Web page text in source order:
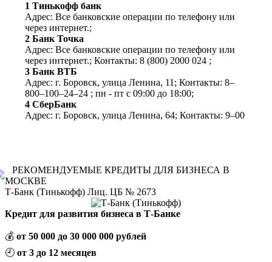
1 Тинькофф банк
Адрес: Все банковские операции по телефону или
через интернет.;
2 Банк Точка
Адрес: Все банковские операции по телефону или
через интернет.; Контакты: 8 (800) 2000 024 ;
3 Банк ВТБ
Адрес: г. Боровск, улица Ленина, 11; Контакты: 8‒
800‒100‒24‒24 ; пн - пт с 09:00 до 18:00;
4 СберБанк
Адрес: г. Боровск, улица Ленина, 64; Контакты: 9‒00
РЕКОМЕНДУЕМЫЕ КРЕДИТЫ ДЛЯ БИЗНЕСА В
МОСКВЕ
Т-Банк (Тинькофф) Лиц. ЦБ № 2673
Кредит для развития бизнеса в Т-Банке
💰 от 50 000 до 30 000 000 рублей
🕘 от 3 до 12 месяцев